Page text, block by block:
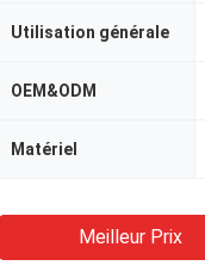
Utilisation générale
OEM&ODM
Matériel
Meilleur Prix